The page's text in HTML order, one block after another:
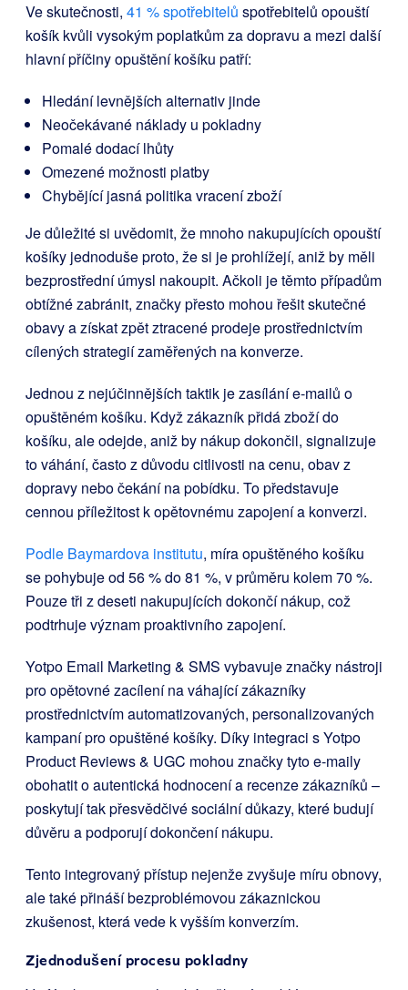
Ve skutečnosti, 41 % spotřebitelů spotřebitelů opouští
košík kvůli vysokým poplatkům za dopravu a mezi další
hlavní příčiny opuštění košíku patří:
Hledání levnějších alternativ jinde
Neočekávané náklady u pokladny
Pomalé dodací lhůty
Omezené možnosti platby
Chybějící jasná politika vracení zboží
Je důležité si uvědomit, že mnoho nakupujících opouští
košíky jednoduše proto, že si je prohlížejí, aniž by měli
bezprostřední úmysl nakoupit. Ačkoli je těmto případům
obtížné zabránit, značky přesto mohou řešit skutečné
obavy a získat zpět ztracené prodeje prostřednictvím
cílených strategií zaměřených na konverze.
Jednou z nejúčinnějších taktik je zasílání e-mailů o
opuštěném košíku. Když zákazník přidá zboží do
košíku, ale odejde, aniž by nákup dokončil, signalizuje
to váhání, často z důvodu citlivosti na cenu, obav z
dopravy nebo čekání na pobídku. To představuje
cennou příležitost k opětovnému zapojení a konverzi.
Podle Baymardova institutu, míra opuštěného košíku
se pohybuje od 56 % do 81 %, v průměru kolem 70 %.
Pouze tři z deseti nakupujících dokončí nákup, což
podtrhuje význam proaktivního zapojení.
Yotpo Email Marketing & SMS vybavuje značky nástroji
pro opětovné zacílení na váhající zákazníky
prostřednictvím automatizovaných, personalizovaných
kampaní pro opuštěné košíky. Díky integraci s Yotpo
Product Reviews & UGC mohou značky tyto e-maily
obohatit o autentická hodnocení a recenze zákazníků –
poskytují tak přesvědčivé sociální důkazy, které budují
důvěru a podporují dokončení nákupu.
Tento integrovaný přístup nejenže zvyšuje míru obnovy,
ale také přináší bezproblémovou zákaznickou
zkušenost, která vede k vyšším konverzím.
Zjednodušení procesu pokladny